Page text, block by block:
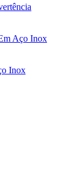
Aço Inox
Inox